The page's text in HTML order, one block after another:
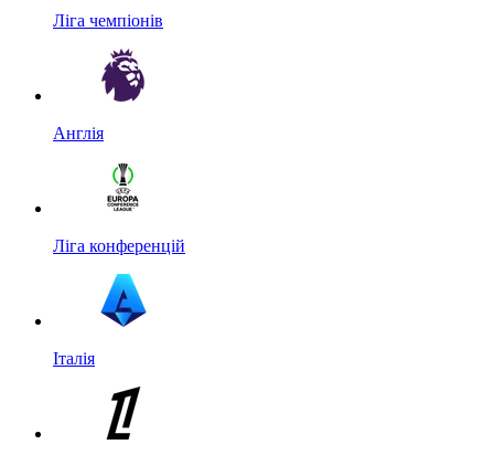
Ліга чемпіонів
Англія
Ліга конференцій
Італія